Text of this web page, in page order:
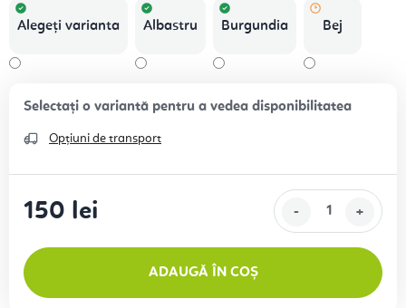
Alegeţi varianta Albastru Burgundia Bej
Opțiuni de transport
150 lei
ADAUGĂ ÎN COȘ